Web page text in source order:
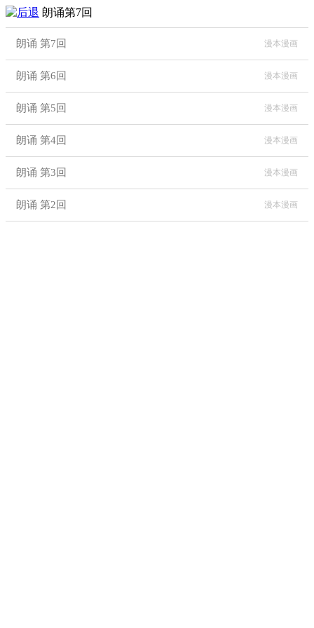
朗诵第7回
朗诵 第7回 漫本漫画
朗诵 第6回 漫本漫画
朗诵 第5回 漫本漫画
朗诵 第4回 漫本漫画
朗诵 第3回 漫本漫画
朗诵 第2回 漫本漫画